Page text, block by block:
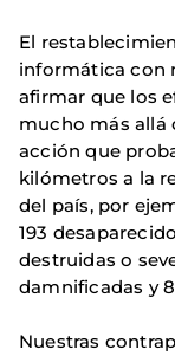
El
informática con
afirmar que los
mucho más allá
acción que
kilómetros a la
del país, por
193
destruidas o
damnificadas y
Nuestras